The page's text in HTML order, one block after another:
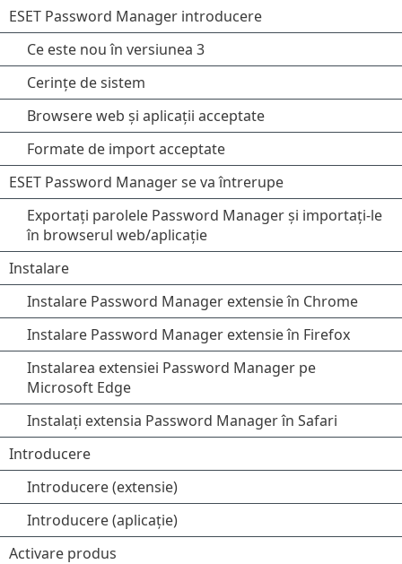
ESET Password Manager introducere
Ce este nou în versiunea 3
Cerințe de sistem
Browsere web și aplicații acceptate
Formate de import acceptate
ESET Password Manager se va întrerupe
Exportați parolele Password Manager și importați-le
în browserul web/aplicație
Instalare
Instalare Password Manager extensie în Chrome
Instalare Password Manager extensie în Firefox
Instalarea extensiei Password Manager pe
Microsoft Edge
Instalați extensia Password Manager în Safari
Introducere
Introducere (extensie)
Introducere (aplicație)
Activare produs